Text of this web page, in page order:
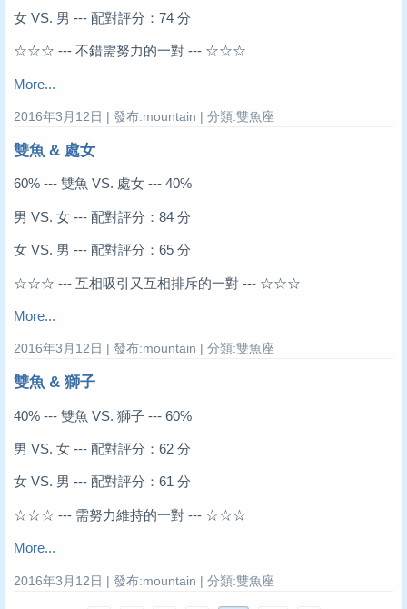
女 VS. 男 --- 配對評分：74 分
☆☆☆ --- 不錯需努力的一對 --- ☆☆☆
More...
2016年3月12日 | 發布:mountain | 分類:雙魚座
雙魚 & 處女
60% --- 雙魚 VS. 處女 --- 40%
男 VS. 女 --- 配對評分：84 分
女 VS. 男 --- 配對評分：65 分
☆☆☆ --- 互相吸引又互相排斥的一對 --- ☆☆☆
More...
2016年3月12日 | 發布:mountain | 分類:雙魚座
雙魚 & 獅子
40% --- 雙魚 VS. 獅子 --- 60%
男 VS. 女 --- 配對評分：62 分
女 VS. 男 --- 配對評分：61 分
☆☆☆ --- 需努力維持的一對 --- ☆☆☆
More...
2016年3月12日 | 發布:mountain | 分類:雙魚座